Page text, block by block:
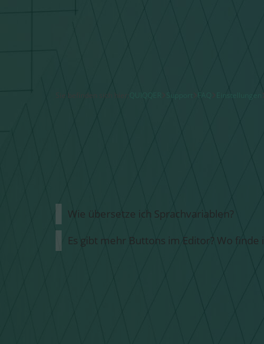
Sie befinden sich hier: Support FAQ Einstellungen
Wie übersetze ich Sprachvariablen?
Es gibt mehr Buttons im Editor? Wo finde